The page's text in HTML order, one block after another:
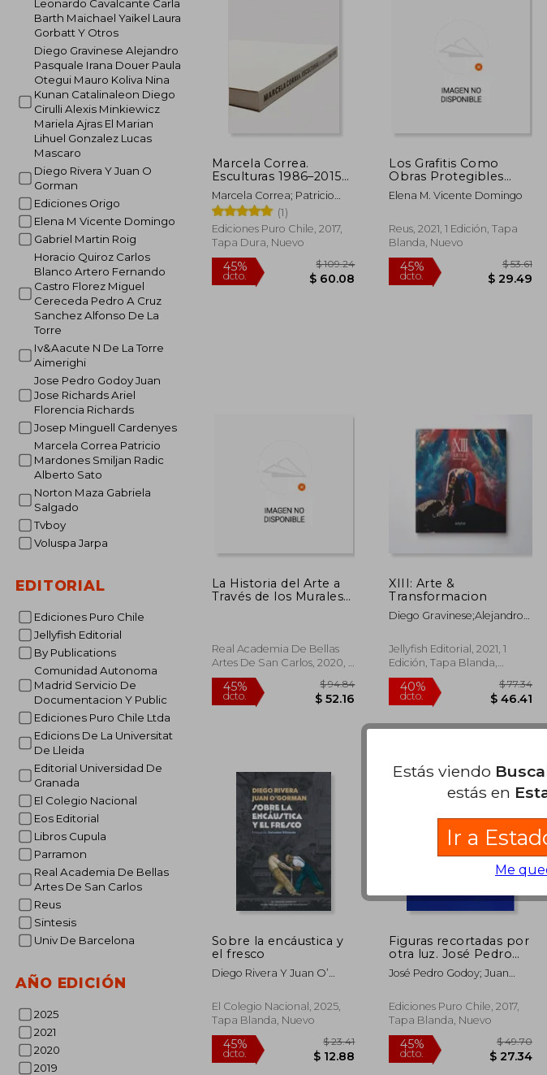
Leonardo Cavalcante Carla
Barth Maichael Yaikel Laura
Gorbatt Y Otros
Diego Gravinese Alejandro
Pasquale Irana Douer Paula
Otegui Mauro Koliva Nina
Kunan Catalinaleon Diego
Cirulli Alexis Minkiewicz
Mariela Ajras El Marian
Lihuel Gonzalez Lucas
Mascaro
Diego Rivera Y Juan O
Gorman
Ediciones Origo
Elena M Vicente Domingo
Gabriel Martin Roig
Horacio Quiroz Carlos
Blanco Artero Fernando
Castro Florez Miguel
Cereceda Pedro A Cruz
Sanchez Alfonso De La
Torre
Iv&Aacute N De La Torre
Aimerighi
Jose Pedro Godoy Juan
Jose Richards Ariel
Florencia Richards
Josep Minguell Cardenyes
Marcela Correa Patricio
Mardones Smiljan Radic
Alberto Sato
Norton Maza Gabriela
Salgado
Tvboy
Voluspa Jarpa
EDITORIAL
Ediciones Puro Chile
Jellyfish Editorial
By Publications
Comunidad Autonoma
Madrid Servicio De
Documentacion Y Public
Ediciones Puro Chile Ltda
Edicions De La Universitat
De Lleida
Editorial Universidad De
Granada
El Colegio Nacional
Eos Editorial
Libros Cupula
Parramon
Real Academia De Bellas
Artes De San Carlos
Reus
Sintesis
Univ De Barcelona
AÑO EDICIÓN
2025
2021
2020
2019
Marcela Correa.
Esculturas 1986–2015
(en Bilingüe)
Marcela Correa; Patricio
Mardones; Smiljan Radic;
Alberto Sato
(1)
Ediciones Puro Chile, 2017,
Tapa Dura, Nuevo
Los Grafitis Como
Obras Protegibles
(Derecho de Autor)
Elena M. Vicente Domingo
Reus, 2021, 1 Edición, Tapa
Blanda, Nuevo
La Historia del Arte a
Través de los Murales
Real Academia De Bellas
Artes De San Carlos, 2020, 1
Edición, Tapa Dura, Nuevo
45%
dcto.
XIII: Arte &
Transformacion
Diego Gravinese;Alejandro
Otegui;Mauro Koliva;Nina
Kunan;CatalinaLeón;Diego
CIrulli;Alexis
Minkiewicz;Mariela Ajras;El
Marian;Lihuel
Jellyfish Editorial, 2021, 1
Edición, Tapa Blanda,
Nuevo
40%
dcto.
Sobre la encáustica y
el fresco
Diego Rivera Y Juan O’
El Colegio Nacional, 2025,
Tapa Blanda, Nuevo
Figuras recortadas por
otra luz. José Pedro
Godoy (en Bilingüe)
José Pedro Godoy; Juan
Florencia Richards
Ediciones Puro Chile, 2017,
Tapa Blanda, Nuevo
Estás viendo
estás en
Ir a
Me